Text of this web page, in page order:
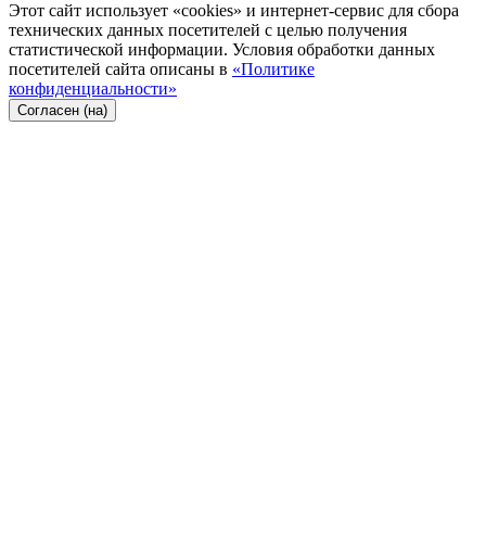
Этот сайт использует «cookies» и интернет-сервис для сбора
технических данных посетителей с целью получения
статистической информации. Условия обработки данных
посетителей сайта описаны в «Политике
конфиденциальности»
Согласен (на)